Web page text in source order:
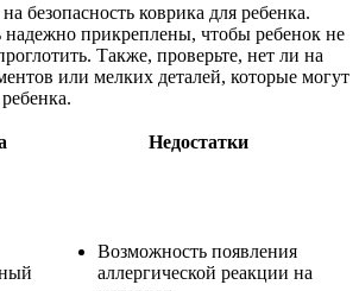
безопасность коврика для ребенка.
прикреплены, чтобы ребенок не
Также, проверьте, нет ли на
или мелких деталей, которые могут
Недостатки
Возможность появления
аллергической реакции на